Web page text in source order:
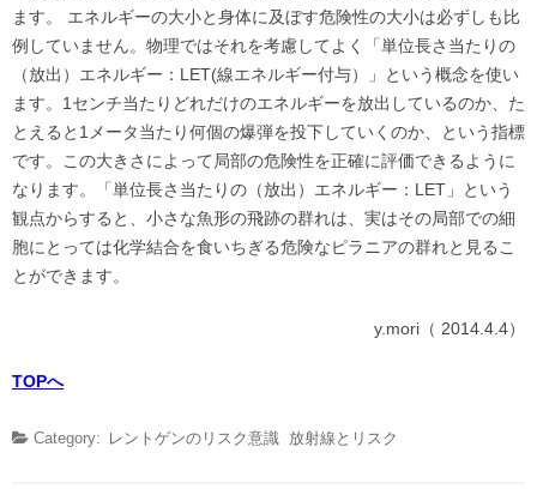
ます。 エネルギーの大小と身体に及ぼす危険性の大小は必ずしも比
例していません。物理ではそれを考慮してよく「単位長さ当たりの
（放出）エネルギー：LET(線エネルギー付与）」という概念を使い
ます。1センチ当たりどれだけのエネルギーを放出しているのか、た
とえると1メータ当たり何個の爆弾を投下していくのか、という指標
です。この大きさによって局部の危険性を正確に評価できるように
なります。「単位長さ当たりの（放出）エネルギー：LET」という
観点からすると、小さな魚形の飛跡の群れは、実はその局部での細
胞にとっては化学結合を食いちぎる危険なピラニアの群れと見るこ
とができます。
y.mori（ 2014.4.4）
TOPへ
Category: レントゲンのリスク意識 放射線とリスク